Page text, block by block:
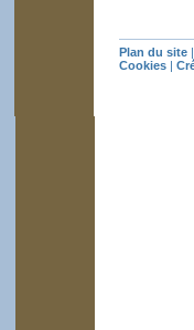
Plan du site
Cookies |